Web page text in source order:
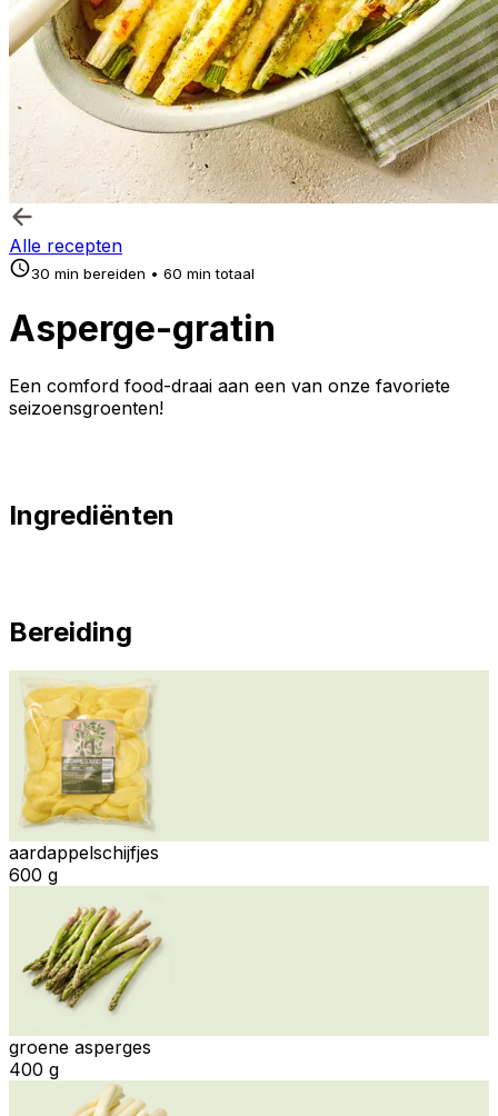
Alle recepten
30 min bereiden • 60 min totaal
Asperge-gratin
Een comford food-draai aan een van onze favoriete
seizoensgroenten!
Ingrediënten
Bereiding
aardappelschijfjes
600 g
groene asperges
400 g